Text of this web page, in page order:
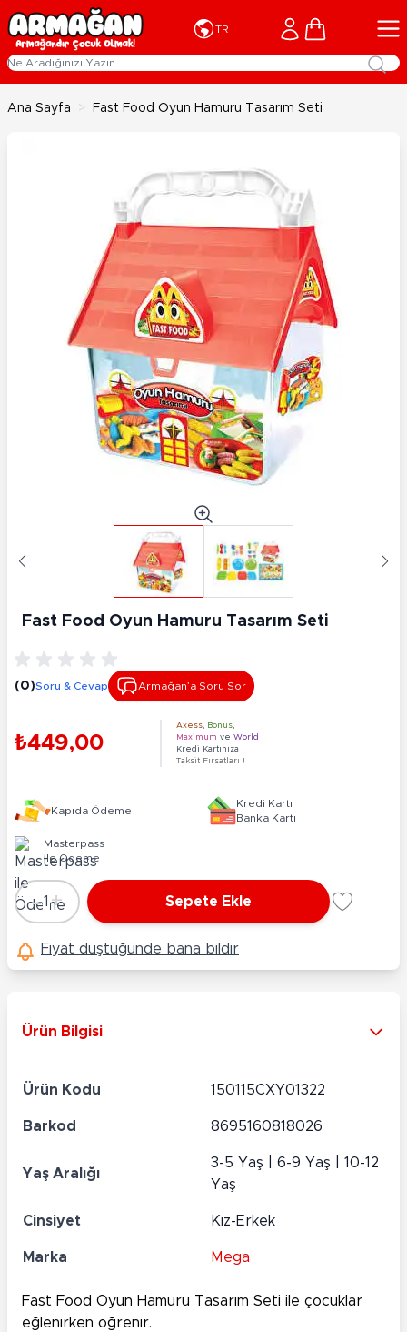
İçeriğe geç
TR Cart
Ana Sayfa > Fast Food Oyun Hamuru Tasarım Seti
Fast Food Oyun Hamuru Tasarım Seti
(0)Soru & Cevap Armağan’a Soru Sor
₺449,00
Axess Bonus
Maximum ve World
Kredi Kartınıza
Taksit Fırsatları !
Kapıda Ödeme
Kredi Kartı
Banka Kartı
Masterpass
ile Ödeme
Adet
-1 + Sepete Ekle
Fiyat düştüğünde bana bildir
Ürün Bilgisi
Ürün Kodu 150115CXY01322
Barkod 8695160818026
Yaş Aralığı
3-5 Yaş | 6-9 Yaş | 10-12
Yaş
Cinsiyet Kız-Erkek
Marka Mega
Fast Food Oyun Hamuru Tasarım Seti ile çocuklar
eğlenirken öğrenir.